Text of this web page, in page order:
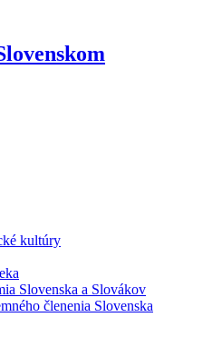
kultúry
Slovenska a Slovákov
členenia Slovenska